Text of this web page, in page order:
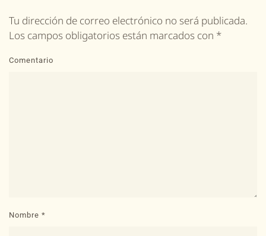
Tu dirección de correo electrónico no será publicada.
Los campos obligatorios están marcados con *
Comentario
Nombre *